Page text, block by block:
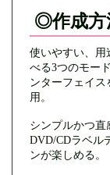
◎作成方
使いやすい、用
べる3つのモー
ンターフェイス
用。
シンプルかつ直
DVD/CDラベル
ンが楽しめる。